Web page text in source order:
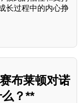
长过程中的内心挣
布莱顿对诺
？**